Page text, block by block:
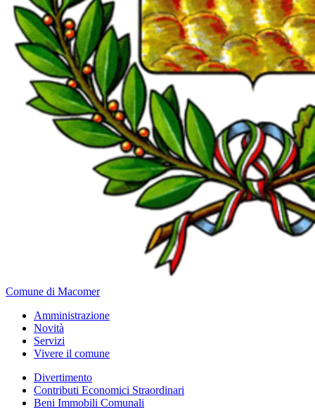
Comune di Macomer
Amministrazione
Novità
Servizi
Vivere il comune
Divertimento
Contributi Economici Straordinari
Beni Immobili Comunali